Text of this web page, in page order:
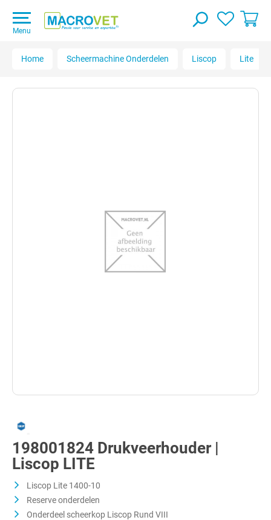
Menu
Home Scheermachine Onderdelen Liscop Lite
198001824 Drukveerhouder |
Liscop LITE
Liscop Lite 1400-10
Reserve onderdelen
Onderdeel scheerkop Liscop Rund VIII